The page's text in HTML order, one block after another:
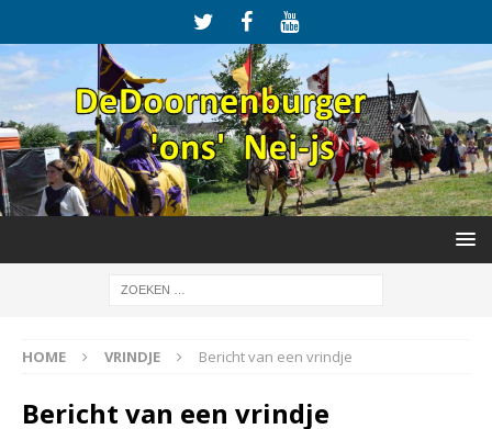
HOME VRINDJE Bericht van een vrindje
Bericht van een vrindje